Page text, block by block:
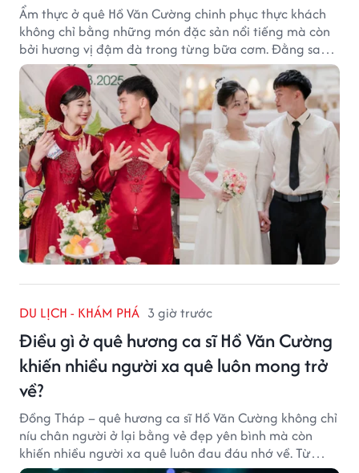
Ẩm thực ở quê Hồ Văn Cường chinh phục thực khách
không chỉ bằng những món đặc sản nổi tiếng mà còn
bởi hương vị đậm đà trong từng bữa cơm. Đằng sau
nét giản dị ấy là những bí quyết được người dân gìn
giữ qua nhiều thế hệ.
DU LỊCH - KHÁM PHÁ 3 giờ trước
Điều gì ở quê hương ca sĩ Hồ Văn Cường
khiến nhiều người xa quê luôn mong trở
về?
Đồng Tháp – quê hương ca sĩ Hồ Văn Cường không chỉ
níu chân người ở lại bằng vẻ đẹp yên bình mà còn
khiến nhiều người xa quê luôn đau đáu nhớ về. Từ